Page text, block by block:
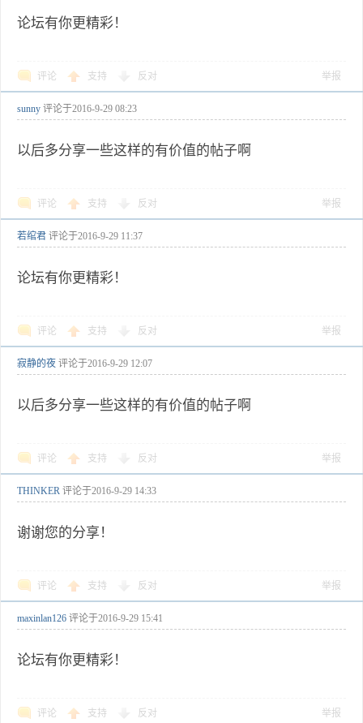
论坛有你更精彩！
评论 支持 反对 举报
sunny 评论于2016-9-29 08:23
以后多分享一些这样的有价值的帖子啊
评论 支持 反对 举报
若绾君 评论于2016-9-29 11:37
论坛有你更精彩！
评论 支持 反对 举报
寂静的夜 评论于2016-9-29 12:07
以后多分享一些这样的有价值的帖子啊
评论 支持 反对 举报
THINKER 评论于2016-9-29 14:33
谢谢您的分享！
评论 支持 反对 举报
maxinlan126 评论于2016-9-29 15:41
论坛有你更精彩！
评论 支持 反对 举报